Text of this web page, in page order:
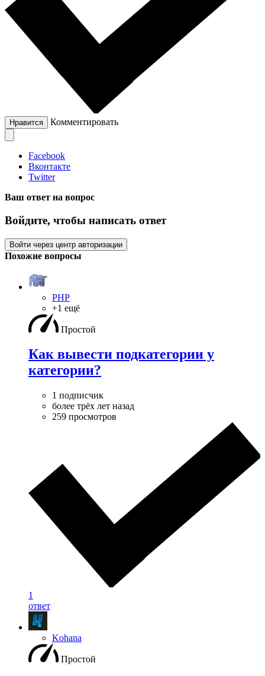
Нравится Комментировать
Facebook
Вконтакте
Twitter
Ваш ответ на вопрос
Войдите, чтобы написать ответ
Войти через центр авторизации
Похожие вопросы
PHP
+1 ещё
Простой
Как вывести подкатегории у
категории?
1 подписчик
более трёх лет назад
259 просмотров
1
ответ
Kohana
Простой